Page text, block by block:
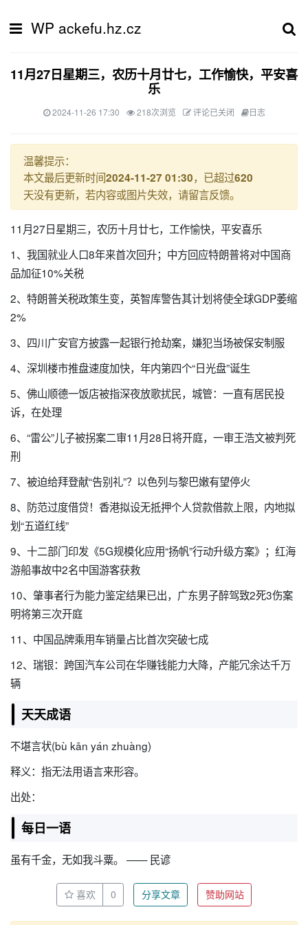
WP ackefu.hz.cz
11月27日星期三，农历十月廿七，工作愉快，平安喜
乐
2024-11-26 17:30 218次浏览 评论已关闭 日志
温馨提示：
本文最后更新时间2024-11-27 01:30，已超过620
天没有更新，若内容或图片失效，请留言反馈。
11月27日星期三，农历十月廿七，工作愉快，平安喜乐
1、我国就业人口8年来首次回升；中方回应特朗普将对中国商
品加征10%关税
2、特朗普关税政策生变，英智库警告其计划将使全球GDP萎缩
2%
3、四川广安官方披露一起银行抢劫案，嫌犯当场被保安制服
4、深圳楼市推盘速度加快，年内第四个“日光盘”诞生
5、佛山顺德一饭店被指深夜放歌扰民，城管：一直有居民投
诉，在处理
6、“雷公”儿子被拐案二审11月28日将开庭，一审王浩文被判死
刑
7、被迫给拜登献“告别礼”？以色列与黎巴嫩有望停火
8、防范过度借贷！香港拟设无抵押个人贷款借款上限，内地拟
划“五道红线”
9、十二部门印发《5G规模化应用“扬帆”行动升级方案》；红海
游船事故中2名中国游客获救
10、肇事者行为能力鉴定结果已出，广东男子醉驾致2死3伤案
明将第三次开庭
11、中国品牌乘用车销量占比首次突破七成
12、瑞银：跨国汽车公司在华赚钱能力大降，产能冗余达千万
辆
天天成语
不堪言状(bù kān yán zhuàng)
释义：指无法用语言来形容。
出处：
每日一语
虽有千金，无如我斗粟。 —— 民谚
喜欢 0 分享文章 赞助网站